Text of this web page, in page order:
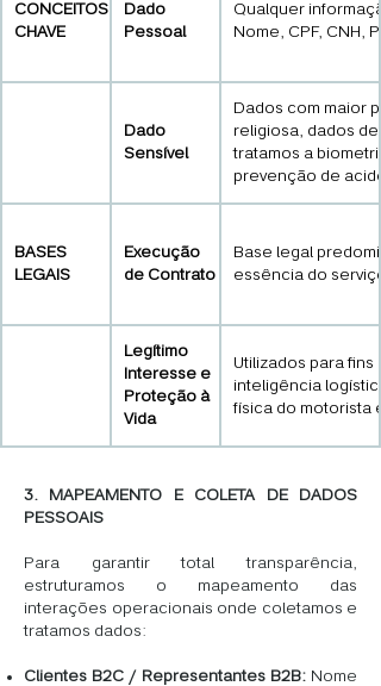
CONCEITOS
CHAVE
Dado
Pessoal
Qualquer
Nome, CPF, CNH,
Dado
Sensível
Dados com maior
religiosa, dados
tratamos a
prevenção de
BASES
LEGAIS
Execução
de Contrato
Base legal
essência do
Legítimo
Interesse e
Proteção à
Vida
Utilizados para
inteligência
física do motorista
3. MAPEAMENTO E COLETA DE DADOS
PESSOAIS
Para garantir total transparência,
estruturamos o mapeamento das
interações operacionais onde coletamos e
tratamos dados:
Clientes B2C / Representantes B2B:Nome